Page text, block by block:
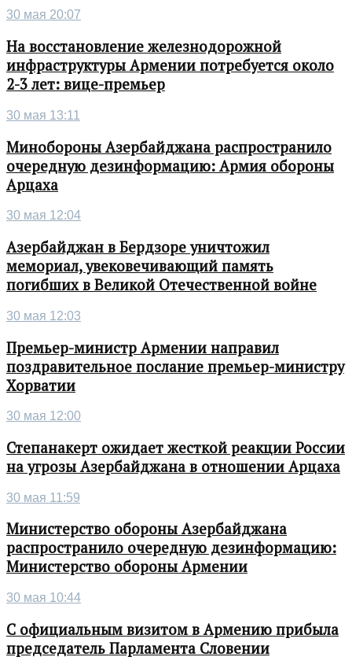
30 мая 20:07
На восстановление железнодорожной
инфраструктуры Армении потребуется около
2-3 лет: вице-премьер
30 мая 13:11
Минобороны Азербайджана распространило
очередную дезинформацию: Армия обороны
Арцаха
30 мая 12:04
Азербайджан в Бердзоре уничтожил
мемориал, увековечивающий память
погибших в Великой Отечественной войне
30 мая 12:03
Премьер-министр Армении направил
поздравительное послание премьер-министру
Хорватии
30 мая 12:00
Степанакерт ожидает жесткой реакции России
на угрозы Азербайджана в отношении Арцаха
30 мая 11:59
Министерство обороны Азербайджана
распространило очередную дезинформацию:
Министерство обороны Армении
30 мая 10:44
С официальным визитом в Армению прибыла
председатель Парламента Словении